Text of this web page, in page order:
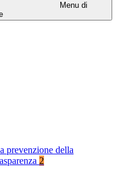
Menu di
prevenzione della
2